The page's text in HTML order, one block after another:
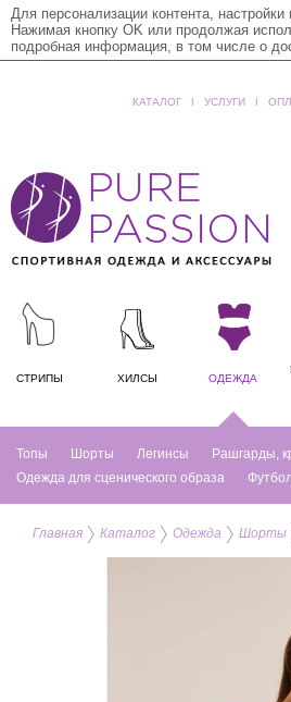
Для персонализации контента,
Нажимая кнопку OK или продолжая
подробная информация, в том числе о
КАТАЛОГ ǀ УСЛУГИ ǀ
СТРИПЫ ХИЛСЫ ОДЕЖДА
Топы Шорты Легинсы Рашгарды,
Одежда для сценического образа
Главная Каталог Одежда Шорты